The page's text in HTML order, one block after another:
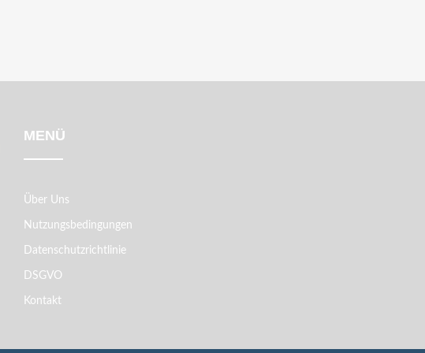
MENÜ
Über Uns
Nutzungsbedingungen
Datenschutzrichtlinie
DSGVO
Kontakt